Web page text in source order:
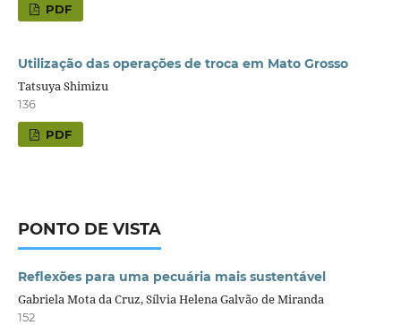
PDF
Utilização das operações de troca em Mato Grosso
Tatsuya Shimizu
136
PDF
PONTO DE VISTA
Reflexões para uma pecuária mais sustentável
Gabriela Mota da Cruz, Sílvia Helena Galvão de Miranda
152